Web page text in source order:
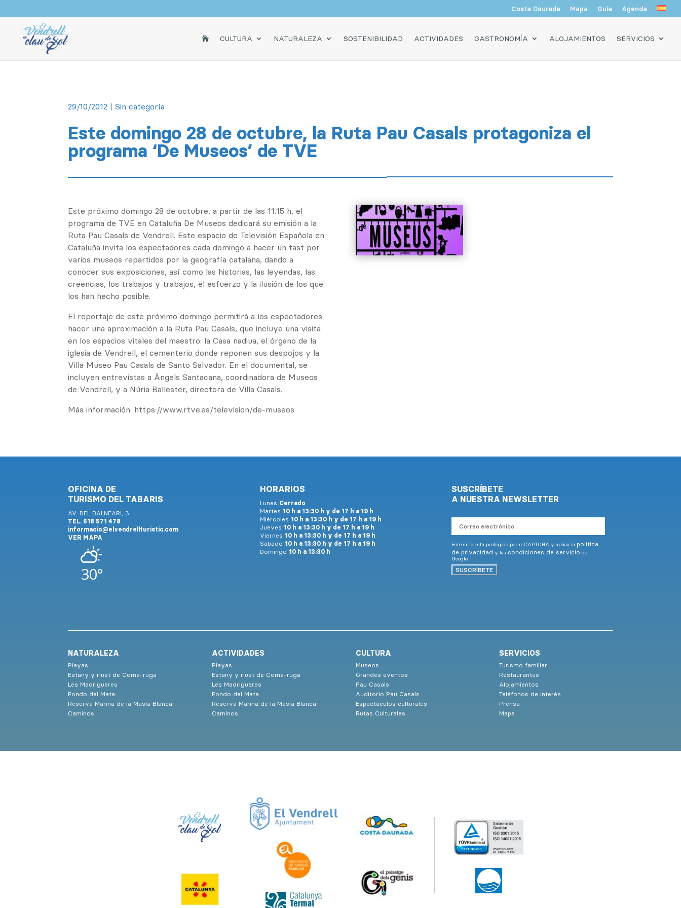
Costa Daurada Mapa Guía Agenda
INICIOCULTURA NATURALEZA SOSTENIBILIDAD ACTIVIDADES GASTRONOMÍA ALOJAMIENTOS SERVICIOS
29/10/2012 |Sin categoría
Este domingo 28 de octubre, la Ruta Pau Casals protagoniza el
programa ‘De Museos’ de TVE
Este próximo domingo 28 de octubre, a partir de las 11.15 h, el
programa de TVE en Cataluña De Museos dedicará su emisión a la
Ruta Pau Casals de Vendrell. Este espacio de Televisión Española en
Cataluña invita los espectadores cada domingo a hacer un tast por
varios museos repartidos por la geografía catalana, dando a
conocer sus exposiciones, así como las historias, las leyendas, las
creencias, los trabajos y trabajos, el esfuerzo y la ilusión de los que
los han hecho posible.
El reportaje de este próximo domingo permitirá a los espectadores
hacer una aproximación a la Ruta Pau Casals, que incluye una visita
en los espacios vitales del maestro: la Casa nadiua, el órgano de la
iglesia de Vendrell, el cementerio donde reponen sus despojos y la
Villa Museo Pau Casals de Santo Salvador. En el documental, se
incluyen entrevistas a Àngels Santacana, coordinadora de Museos
de Vendrell, y a Núria Ballester, directora de Villa Casals.
Más información: https://www.rtve.es/television/de-museos
OFICINA DE
TURISMO DEL TABARIS
AV. DEL BALNEARI, 3
TEL. 618 571 478
informacio@elvendrellturistic.com
VER MAPA
30°
HORARIOS
Lunes Cerrado
Martes 10 h a 13:30 h y de 17 h a 19 h
Miércoles 10 h a 13:30 h y de 17 h a 19 h
Jueves 10 h a 13:30 h y de 17 h a 19 h
Viernes 10 h a 13:30 h y de 17 h a 19 h
Sábado 10 h a 13:30 h y de 17 h a 19 h
Domingo 10 h a 13:30 h
SUSCRÍBETE
A NUESTRA NEWSLETTER
electrónico
Este sitio está protegido por reCAPTCHA y aplica la política
de privacidad y las condiciones de servicio de
Google.
SUSCRÍBETE
NATURALEZA
Playas
Estany y riuet de Coma-ruga
Les Madrigueres
Fondo del Mata
Reserva Marina de la Masía Blanca
Caminos
ACTIVIDADES
Playas
Estany y riuet de Coma-ruga
Les Madrigueres
Fondo del Mata
Reserva Marina de la Masía Blanca
Caminos
CULTURA
Museos
Grandes eventos
Pau Casals
Auditorio Pau Casals
Espectáculos culturales
Rutas Culturales
SERVICIOS
Turismo familiar
Restaurantes
Alojamientos
Teléfonos de interés
Prensa
Mapa